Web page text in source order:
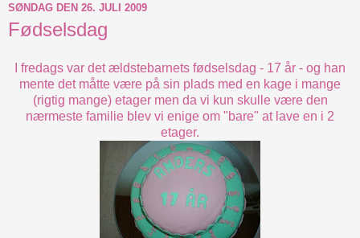
SØNDAG DEN 26. JULI 2009
Fødselsdag
I fredags var det ældstebarnets fødselsdag - 17 år - og han
mente det måtte være på sin plads med en kage i mange
(rigtig mange) etager men da vi kun skulle være den
nærmeste familie blev vi enige om "bare" at lave en i 2
etager.